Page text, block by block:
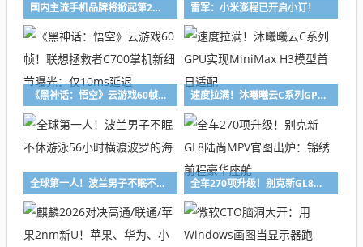
国内主流手机品牌将掀起第2轮涨价潮 博主预估出货量继续下跌 雷军：小米澎程已开启小订！
《黑神话：悟空》云游戏60帧！联想拯救者C700掌机新细节曝光：仅10ms延迟 速度拉满！沐曦曦云C系列GPU实现MiniMax H3模型首日适配
全球第一人！波兰男子不眠不休游泳56小时横渡波罗的海 全车270项升级！别克新GL8陆尚MPV官图出炉：锦绣前程豪华座舱